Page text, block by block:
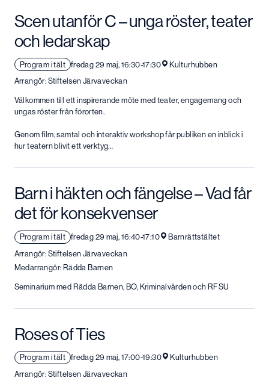
Scen utanför C – unga röster, teater
och ledarskap
Program i tält fredag 29 maj, 16:30-17:30
Kulturhubben
Arrangör: Stiftelsen Järvaveckan
Välkommen till ett inspirerande möte med teater, engagemang och
ungas röster från förorten.
Genom film, samtal och interaktiv workshop får publiken en inblick i
hur teatern blivit ett verktyg…
Barn i häkten och fängelse – Vad får
det för konsekvenser
Program i tält fredag 29 maj, 16:40-17:10
Barnrättstältet
Arrangör: Stiftelsen Järvaveckan
Medarrangör: Rädda Barnen
Seminarium med Rädda Barnen, BO, Kriminalvården och RFSU
Roses of Ties
Program i tält fredag 29 maj, 17:00-19:30
Kulturhubben
Arrangör: Stiftelsen Järvaveckan